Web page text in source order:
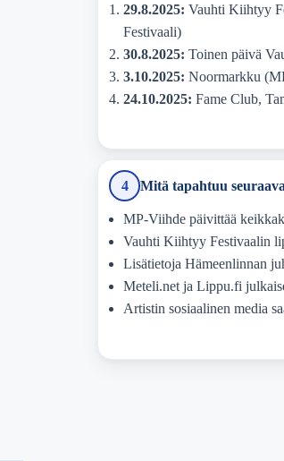
29.8.2025: Vauhti Kiihtyy
Festivaali)
30.8.2025: Toinen päivä
3.10.2025: Noormarkku
24.10.2025: Fame Club,
4 Mitä tapahtuu
MP-Viihde päivittää
Vauhti Kiihtyy Festivaalin
Lisätietoja Hämeenlinnan
Meteli.net ja Lippu.fi
Artistin sosiaalinen media